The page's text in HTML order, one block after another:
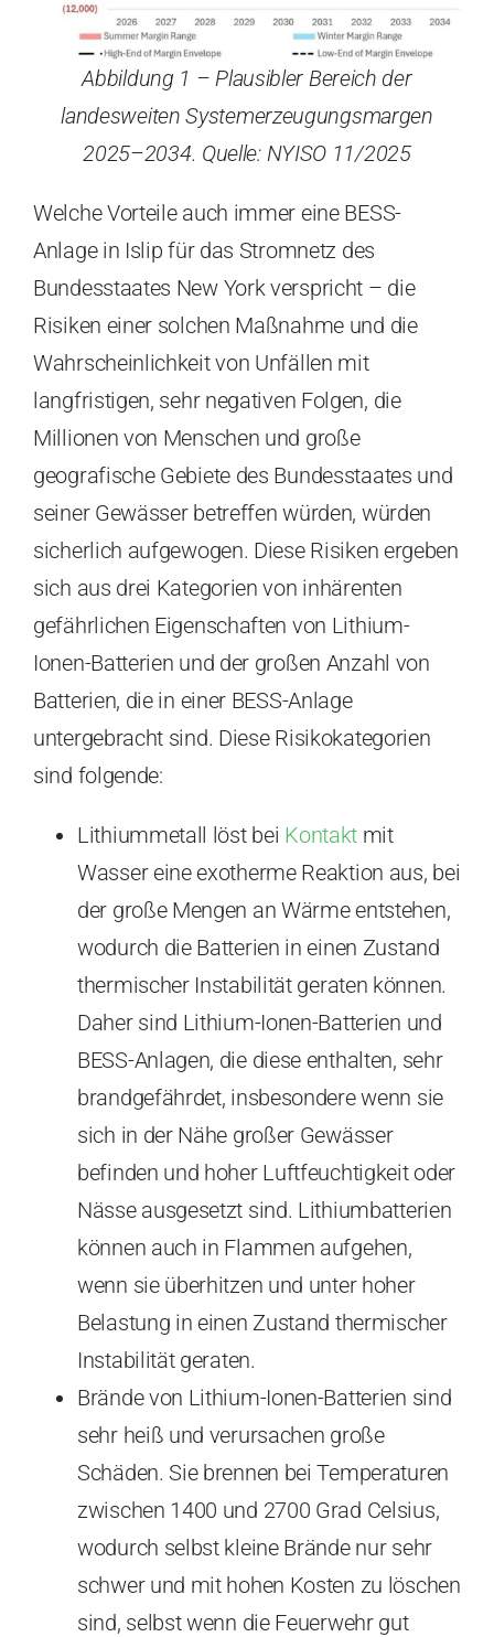
Abbildung 1 – Plausibler Bereich der
landesweiten Systemerzeugungsmargen
2025–2034. Quelle: NYISO 11/2025
Welche Vorteile auch immer eine BESS-
Anlage in Islip für das Stromnetz des
Bundesstaates New York verspricht – die
Risiken einer solchen Maßnahme und die
Wahrscheinlichkeit von Unfällen mit
langfristigen, sehr negativen Folgen, die
Millionen von Menschen und große
geografische Gebiete des Bundesstaates und
seiner Gewässer betreffen würden, würden
sicherlich aufgewogen. Diese Risiken ergeben
sich aus drei Kategorien von inhärenten
gefährlichen Eigenschaften von Lithium-
Ionen-Batterien und der großen Anzahl von
Batterien, die in einer BESS-Anlage
untergebracht sind. Diese Risikokategorien
sind folgende:
Lithiummetall löst bei Kontakt mit
Wasser eine exotherme Reaktion aus, bei
der große Mengen an Wärme entstehen,
wodurch die Batterien in einen Zustand
thermischer Instabilität geraten können.
Daher sind Lithium-Ionen-Batterien und
BESS-Anlagen, die diese enthalten, sehr
brandgefährdet, insbesondere wenn sie
sich in der Nähe großer Gewässer
befinden und hoher Luftfeuchtigkeit oder
Nässe ausgesetzt sind. Lithiumbatterien
können auch in Flammen aufgehen,
wenn sie überhitzen und unter hoher
Belastung in einen Zustand thermischer
Instabilität geraten.
Brände von Lithium-Ionen-Batterien sind
sehr heiß und verursachen große
Schäden. Sie brennen bei Temperaturen
zwischen 1400 und 2700 Grad Celsius,
wodurch selbst kleine Brände nur sehr
schwer und mit hohen Kosten zu löschen
sind, selbst wenn die Feuerwehr gut